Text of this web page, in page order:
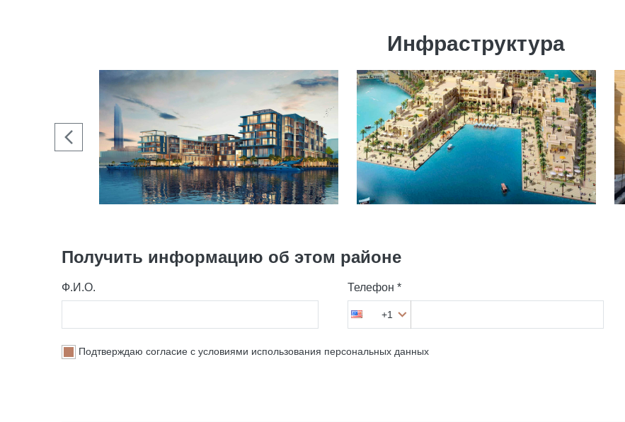
Инфраструктура
Получить информацию об этом районе
Ф.И.О. Телефон *
+1
Подтверждаю согласие с условиями использования персональных данных